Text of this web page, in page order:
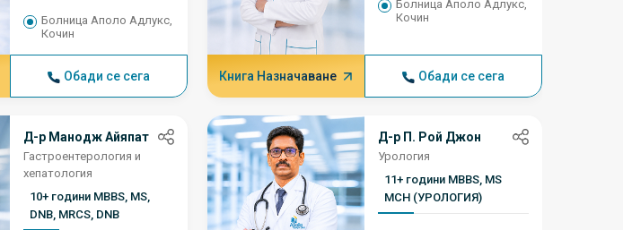
Болница Аполо Адлукс,
Кочин
Обади се сега
Болница Аполо Адлукс,
Кочин
Книга Назначаване Обади се сега
Д-р Манодж Айяпат
Гастроентерология и
хепатология
10+ години MBBS, MS,
DNB, MRCS, DNB
Д-р П. Рой Джон
Урология
11+ години MBBS, MS
MCH (УРОЛОГИЯ)